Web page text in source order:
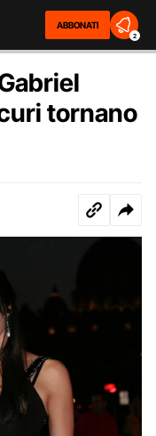
ABBONATI
2
tornano